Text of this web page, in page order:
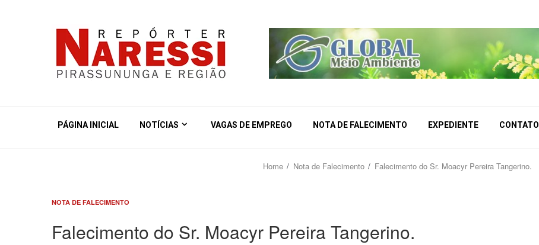
PÁGINA INICIAL NOTÍCIAS VAGAS DE EMPREGO NOTA DE FALECIMENTO EXPEDIENTE CONTATO
Home Nota de Falecimento Falecimento do Sr. Moacyr Pereira Tangerino.
NOTA DE FALECIMENTO
Falecimento do Sr. Moacyr Pereira Tangerino.